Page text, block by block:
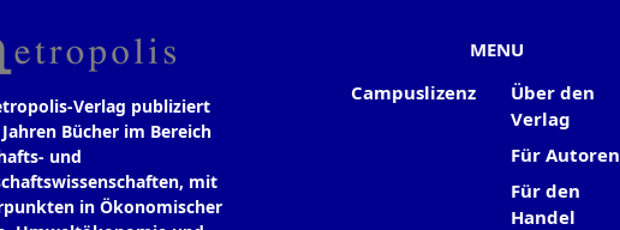
Verlag publiziert
Bücher im Bereich
und
mit
in Ökonomischer
MENU
Campuslizenz
Über den
Verlag
Für Autoren
Für den
Handel